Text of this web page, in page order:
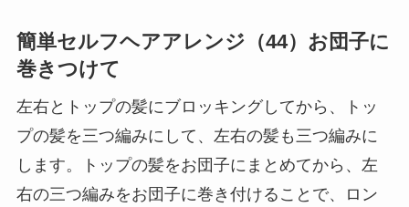
簡単セルフヘアアレンジ（44）お団子に
巻きつけて
左右とトップの髪にブロッキングしてから、トッ
プの髪を三つ編みにして、左右の髪も三つ編みに
します。トップの髪をお団子にまとめてから、左
右の三つ編みをお団子に巻き付けることで、ロン